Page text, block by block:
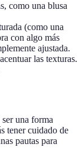
como una blusa
(como una
con algo más
ajustada.
las texturas.
una forma
tener cuidado de
pautas para